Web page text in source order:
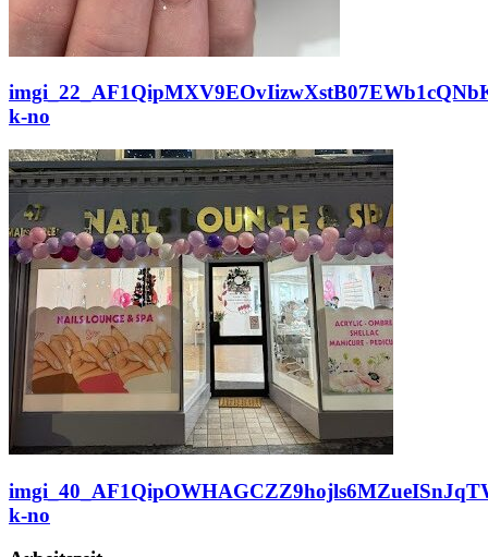
k-no
k-no